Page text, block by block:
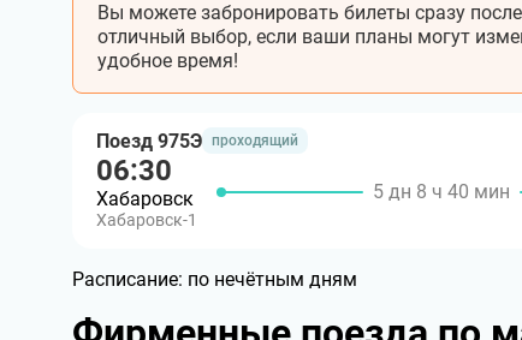
Вы можете забронировать билеты сразу
отличный выбор, если ваши планы могут
удобное время!
Поезд 975Э проходящий
06:30
Хабаровск
Хабаровск-1
5 дн 8 ч 40 мин
Расписание: по нечётным дням